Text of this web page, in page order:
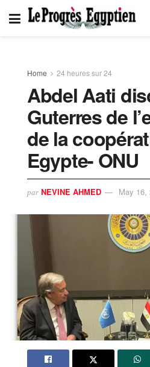
Home 24 heures sur 24
Abdel Aati
Guterres de
de la
Egypte- ONU
par NEVINE AHMED May 16,